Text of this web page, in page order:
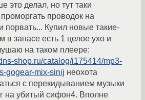
это делал, но тут таки
проводок на
порвать... Купил новые такие-
в запасе есть 1 целое ухо и
на таком плеере:
shop.ru/catalog/i175414/mp3-
gogear-mix-sinij неохота
с перекидыванием музыки
на убитый сифон4. Вполне